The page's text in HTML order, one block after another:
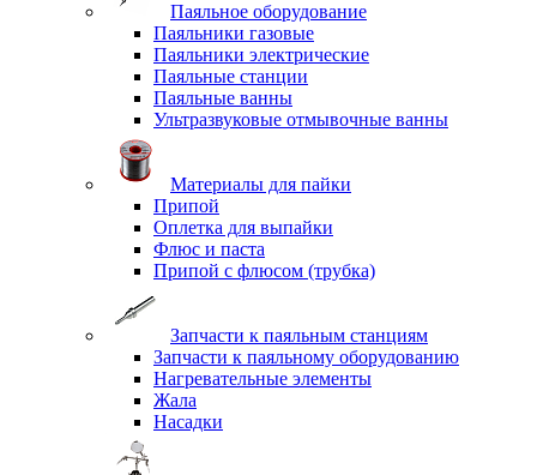
Паяльное оборудование
Паяльники газовые
Паяльники электрические
Паяльные станции
Паяльные ванны
Ультразвуковые отмывочные ванны
Материалы для пайки
Припой
Оплетка для выпайки
Флюс и паста
Припой с флюсом (трубка)
Запчасти к паяльным станциям
Запчасти к паяльному оборудованию
Нагревательные элементы
Жала
Насадки